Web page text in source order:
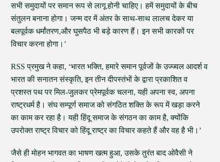
सभी समुदायों पर समान रूप से लागू होनी चाहिए। हमें समुदायों के बीच
संतुलन बनाना होगा। जन्म दर में अंतर के साथ-साथ लालच देकर या
बलपूर्वक धर्मांतरण,और घुसपैठ भी बड़े कारण हैं। इन सभी कारकों पर
विचार करना होगा।’
RSS प्रमुख ने कहा, ‘भारत भक्ति, हमारे समान पूर्वजों के उज्ज्वल आदर्श व
भारत की सनातन संस्कृति, इन तीन दीपस्तंभों के द्वारा प्रकाशित व
प्रशस्त पथ पर मिल-जुलकर प्रेमपूर्वक चलना, यही अपना स्व, अपना
राष्ट्रधर्म है। संघ सम्पूर्ण समाज को संगठित शक्ति के रूप में खड़ा करने
का काम कर रहा है। यही हिंदू समाज के संगठन का काम है, क्योंकि
उपरोक्त राष्ट्र विचार को हिंदू राष्ट्र का विचार कहते हैं और वह है भी।’
जैसे ही मोहन भागवत का भाषण खत्म हुआ, उसके तुरंत बाद ओवैसी ने